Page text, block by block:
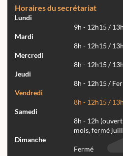
Horaires du secrétariat
Lundi
9h - 12h15 /
Mardi
8h - 12h15 /
Mercredi
8h - 12h15 /
Jeudi
8h - 12h15 /
Vendredi
8h - 12h15 /
Samedi
8h - 12h
mois, fermé
Dimanche
Fermé